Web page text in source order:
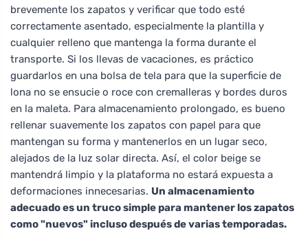
brevemente los zapatos y verificar que todo esté
correctamente asentado, especialmente la plantilla y
cualquier relleno que mantenga la forma durante el
transporte. Si los llevas de vacaciones, es práctico
guardarlos en una bolsa de tela para que la superficie de
lona no se ensucie o roce con cremalleras y bordes duros
en la maleta. Para almacenamiento prolongado, es bueno
rellenar suavemente los zapatos con papel para que
mantengan su forma y mantenerlos en un lugar seco,
alejados de la luz solar directa. Así, el color beige se
mantendrá limpio y la plataforma no estará expuesta a
deformaciones innecesarias. Un almacenamiento
adecuado es un truco simple para mantener los zapatos
como "nuevos" incluso después de varias temporadas.